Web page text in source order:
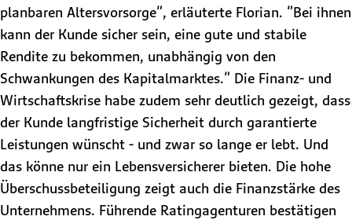
planbaren Altersvorsorge", erläuterte Florian. "Bei ihnen
kann der Kunde sicher sein, eine gute und stabile
Rendite zu bekommen, unabhängig von den
Schwankungen des Kapitalmarktes." Die Finanz- und
Wirtschaftskrise habe zudem sehr deutlich gezeigt, dass
der Kunde langfristige Sicherheit durch garantierte
Leistungen wünscht - und zwar so lange er lebt. Und
das könne nur ein Lebensversicherer bieten. Die hohe
Überschussbeteiligung zeigt auch die Finanzstärke des
Unternehmens. Führende Ratingagenturen bestätigen